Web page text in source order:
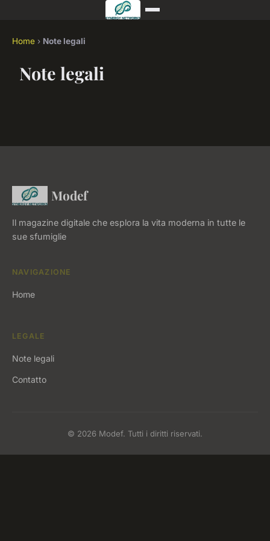
Home › Note legali
Note legali
Modef
Il magazine digitale che esplora la vita moderna in tutte le
sue sfumiglie
NAVIGAZIONE
Home
LEGALE
Note legali
Contatto
© 2026 Modef. Tutti i diritti riservati.